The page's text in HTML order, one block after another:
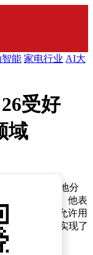
能 家电行业 AI大
受好
域
，热情洋溢地分
26的见解。他表
创新功能，允许用
物的呈现上实现了